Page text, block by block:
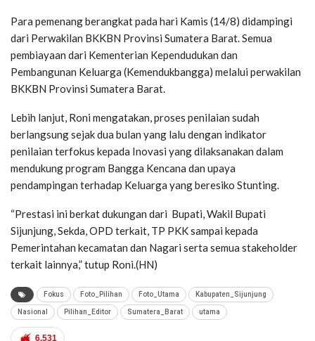
Para pemenang berangkat pada hari Kamis (14/8) didampingi
dari Perwakilan BKKBN Provinsi Sumatera Barat. Semua
pembiayaan dari Kementerian Kependudukan dan
Pembangunan Keluarga (Kemendukbangga) melalui perwakilan
BKKBN Provinsi Sumatera Barat.
Lebih lanjut, Roni mengatakan, proses penilaian sudah
berlangsung sejak dua bulan yang lalu dengan indikator
penilaian terfokus kepada Inovasi yang dilaksanakan dalam
mendukung program Bangga Kencana dan upaya
pendampingan terhadap Keluarga yang beresiko Stunting.
“Prestasi ini berkat dukungan dari Bupati, Wakil Bupati
Sijunjung, Sekda, OPD terkait, TP PKK sampai kepada
Pemerintahan kecamatan dan Nagari serta semua stakeholder
terkait lainnya,” tutup Roni.(HN)
Fokus Foto_Pilihan Foto_Utama Kabupaten_Sijunjung
Nasional Pilihan_Editor Sumatera_Barat utama
6,531